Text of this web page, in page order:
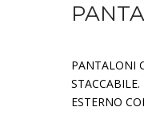
PANTALONI
ESTERNO